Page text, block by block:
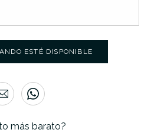
ESTÉ DISPONIBLE
más barato?